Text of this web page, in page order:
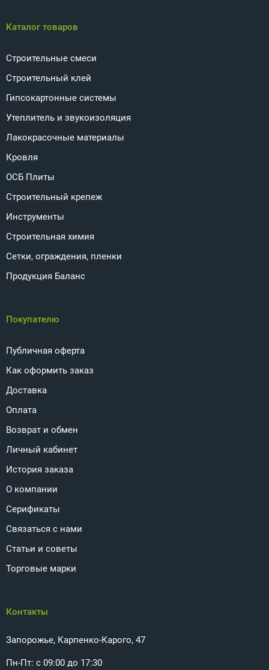
Каталог товаров
Строительные смеси
Строительный клей
Гипсокартонные системы
Утеплитель и звукоизоляция
Лакокрасочные материалы
Кровля
ОСБ Плиты
Строительный крепеж
Инструменты
Строительная химия
Сетки, ограждения, пленки
Продукция Баланс
Покупателю
Публичная оферта
Как оформить заказ
Доставка
Оплата
Возврат и обмен
Личный кабинет
История заказа
О компании
Серификаты
Связаться с нами
Статьи и советы
Торговые марки
Контакты
Запорожье, Карпенко-Карого, 47
Пн-Пт: с 09:00 до 17:30